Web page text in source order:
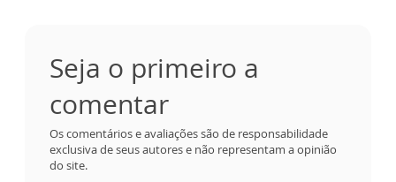
Seja o primeiro a
comentar
Os comentários e avaliações são de responsabilidade
exclusiva de seus autores e não representam a opinião
do site.